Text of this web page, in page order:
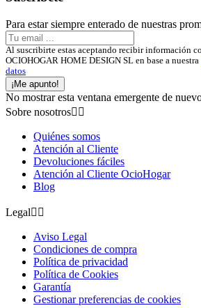
Para estar siempre enterado de nuestras
Al suscribirte estas aceptando recibir información
OCIOHOGAR HOME DESIGN SL en base a nuestra
datos
¡Me apunto!
No mostrar esta ventana emergente de
Sobre nosotros 
Quiénes somos
Atención al Cliente
Devoluciones fáciles
Atención al Cliente OcioHogar
Blog
Legal 
Aviso Legal
Condiciones de compra
Política de privacidad
Política de Cookies
Garantía
Gestionar preferencias de cookies